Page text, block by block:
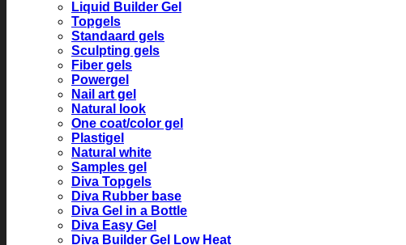
Liquid Builder Gel
Topgels
Standaard gels
Sculpting gels
Fiber gels
Powergel
Nail art gel
Natural look
One coat/color gel
Plastigel
Natural white
Samples gel
Diva Topgels
Diva Rubber base
Diva Gel in a Bottle
Diva Easy Gel
Diva Builder Gel Low Heat